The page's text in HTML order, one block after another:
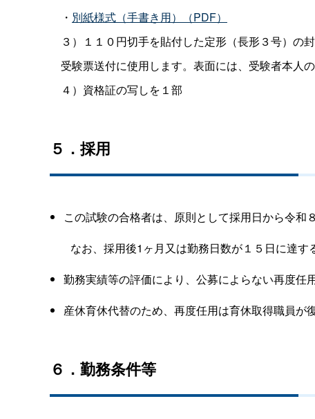
・ 別紙様式（手書き用）（PDF）
３）１１０円切手を貼付した定形（長形３号）の
受験票送付に使用します。表面には、受験者本人
４）資格証の写しを１部
５．採用
この試験の合格者は、原則として採用日から令和
なお、採用後1ヶ月又は勤務日数が１５日に達す
勤務実績等の評価により、公募によらない再度任
産休育休代替のため、再度任用は育休取得職員が
６．勤務条件等